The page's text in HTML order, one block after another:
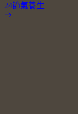
24節氣養生